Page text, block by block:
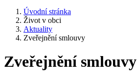
Úvodní stránka
Život v obci
Aktuality
Zveřejnění smlouvy
Zveřejnění smlouvy